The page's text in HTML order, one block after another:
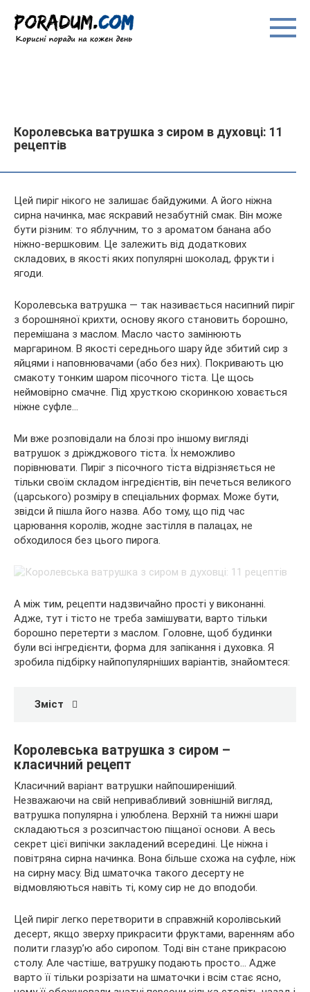
вмісту
Королевська ватрушка з сиром в духовці: 11
рецептів
Цей пиріг нікого не залишає байдужими. А його ніжна
сирна начинка, має яскравий незабутній смак. Він може
бути різним: то яблучним, то з ароматом банана або
ніжно-вершковим. Це залежить від додаткових
складових, в якості яких популярні шоколад, фрукти і
ягоди.
Королевська ватрушка — так називається насипний пиріг
з борошняної крихти, основу якого становить борошно,
перемішана з маслом. Масло часто замінюють
маргарином. В якості середнього шару йде збитий сир з
яйцями і наповнювачами (або без них). Покривають цю
смакоту тонким шаром пісочного тіста. Це щось
неймовірно смачне. Під хрусткою скоринкою ховається
ніжне суфле…
Ми вже розповідали на блозі про іншому вигляді
ватрушок з дріжджового тіста. Їх неможливо
порівнювати. Пиріг з пісочного тіста відрізняється не
тільки своїм складом інгредієнтів, він печеться великого
(царського) розміру в спеціальних формах. Може бути,
звідси й пішла його назва. Або тому, що під час
царювання королів, жодне застілля в палацах, не
обходилося без цього пирога.
А між тим, рецепти надзвичайно прості у виконанні.
Адже, тут і тісто не треба замішувати, варто тільки
борошно перетерти з маслом. Головне, щоб будинки
були всі інгредієнти, форма для запікання і духовка. Я
зробила підбірку найпопулярніших варіантів, знайомтеся:
Зміст
Королевська ватрушка з сиром –
класичний рецепт
Класичний варіант ватрушки найпоширеніший.
Незважаючи на свій непривабливий зовнішній вигляд,
ватрушка популярна і улюблена. Верхній та нижні шари
складаються з розсипчастою піщаної основи. А весь
секрет цієї випічки закладений всередині. Це ніжна і
повітряна сирна начинка. Вона більше схожа на суфле, ніж
на сирну масу. Від шматочка такого десерту не
відмовляються навіть ті, кому сир не до вподоби.
Цей пиріг легко перетворити в справжній королівський
десерт, якщо зверху прикрасити фруктами, варенням або
полити глазур’ю або сиропом. Тоді він стане прикрасою
столу. Але частіше, ватрушку подають просто… Адже
варто її тільки розрізати на шматочки і всім стає ясно,